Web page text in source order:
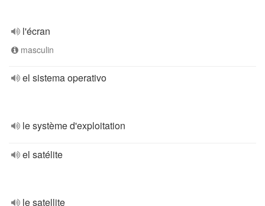
l'écran
masculin
el sistema operativo
le système d'exploitation
el satélite
le satellite